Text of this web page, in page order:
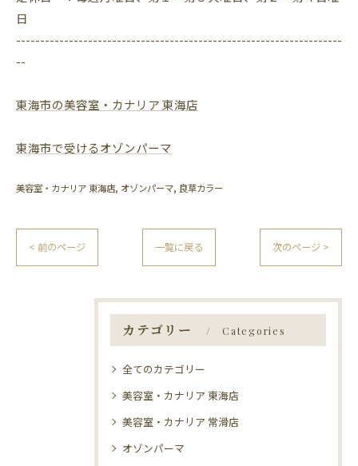
日
--------------------------------------------------------------------
--
東海市の美容室・カナリア 東海店
東海市で受けるオゾンパーマ
美容室・カナリア 東海店 オゾンパーマ 良草カラー
< 前のページ 一覧に戻る 次のページ >
カテゴリー Categories
全てのカテゴリー
美容室・カナリア 東海店
美容室・カナリア 常滑店
オゾンパーマ